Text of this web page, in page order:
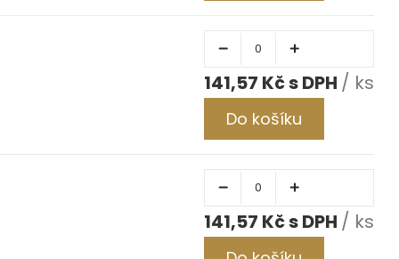
141,57 Kč / ks
Do košíku
141,57 Kč / ks